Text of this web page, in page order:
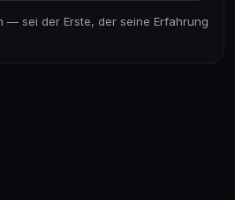
— sei der Erste, der seine Erfahrung